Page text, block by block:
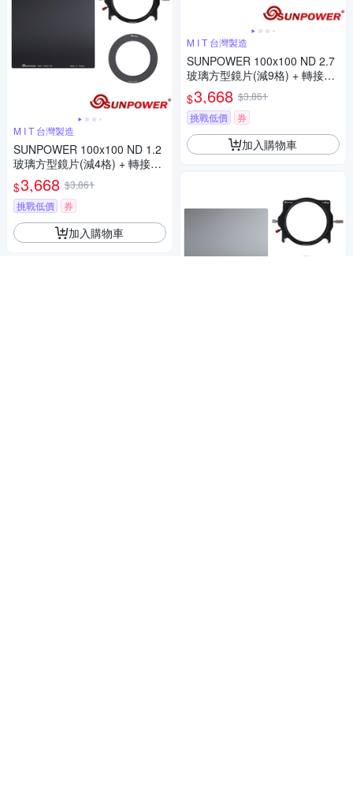
M I T 台灣製造
SUNPOWER 100x100 ND 1.2
玻璃方型鏡片(減4格) + 轉接環
+ 支架套組
$3,668 $3,861
挑戰低價
券
加入購物車
M I T 台灣製造
SUNPOWER 100x100 ND 2.7
玻璃方型鏡片(減9格) + 轉接環
+ 支架套組
$3,668 $3,861
挑戰低價
券
加入購物車